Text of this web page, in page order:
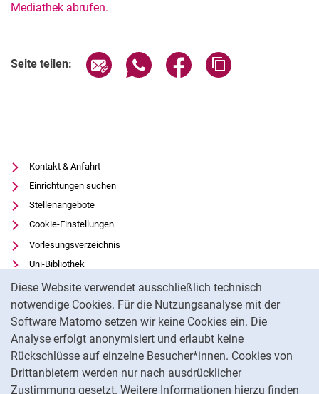
Diese Website verwendet ausschließlich technisch
notwendige Cookies. Für die Nutzungsanalyse mit der
Software Matomo setzen wir keine Cookies ein. Die
Analyse erfolgt anonymisiert und erlaubt keine
Rückschlüsse auf einzelne Besucher*innen. Cookies von
Drittanbietern werden nur nach ausdrücklicher
Zustimmung gesetzt. Weitere Informationen hierzu finden
Mediathek abrufen.
Seite teilen: Seite über E-Mail teilen
Seite über WhatsApp teilen
Seite über Facebook
Kontakt & Anfahrt
Einrichtungen suchen
Stellenangebote
Cookie-Einstellungen
Vorlesungsverzeichnis
Uni-Bibliothek
Moodle
Panopto
Datenschutz
Barrierefreiheit
Transparenter KI-Einsatz